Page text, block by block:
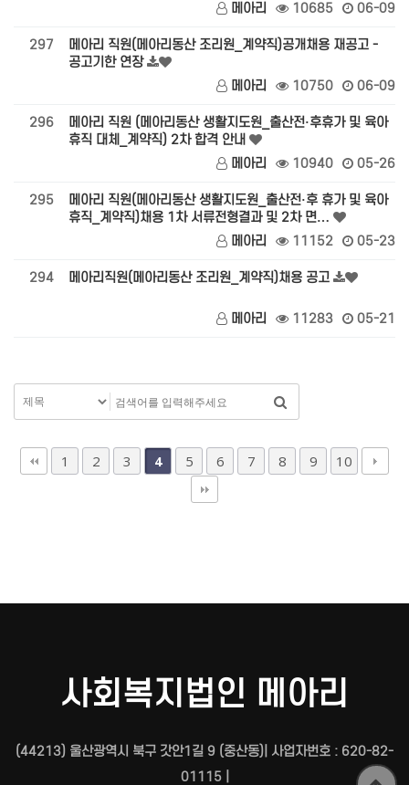
메아리
10685 06-09
297
메아리 직원(메아리동산 조리원_계약직)공개채용 재공고 -
공고기한 연장
메아리
10750 06-09
296
메아리 직원 (메아리동산 생활지도원_출산전·후휴가 및 육아
휴직 대체_계약직) 2차 합격 안내
메아리
10940 05-26
295
메아리 직원(메아리동산 생활지도원_출산전·후 휴가 및 육아
휴직_계약직)채용 1차 서류전형결과 및 2차 면…
메아리
11152 05-23
294 메아리직원(메아리동산 조리원_계약직)채용 공고
메아리 11283 05-21
1 2 3 4 5 6 7 8 9 10
사회복지법인 메아리
(44213) 울산광역시 북구 갓안1길 9 (중산동)| 사업자번호 : 620-82-
01115 |